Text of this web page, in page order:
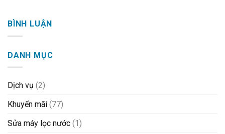
BÌNH LUẬN
DANH MỤC
Dịch vụ (2)
Khuyến mãi (77)
Sửa máy lọc nước (1)